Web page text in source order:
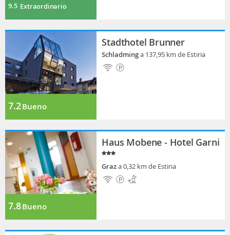
9.5 Extraordinario
7.2Bueno
Stadthotel Brunner
Schladminga 137,95 km de Estiria
7.8Bueno
Haus Mobene - Hotel Garni
Graza 0,32 km de Estiria